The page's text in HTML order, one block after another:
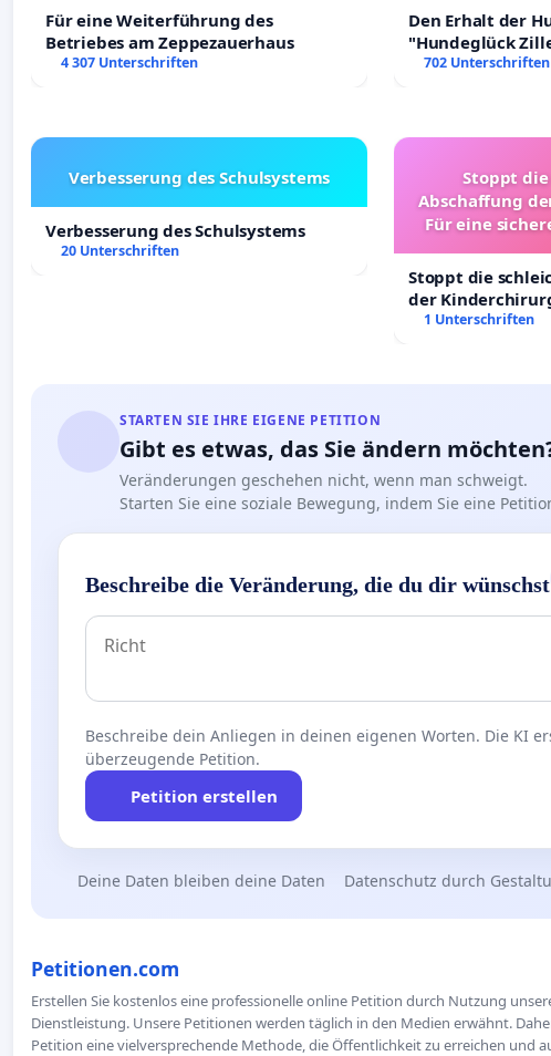
Für eine Weiterführung des
Betriebes am Zeppezauerhaus
4 307 Unterschriften
Den Erhalt der
"Hundeglück
702 Unterschriften
Verbesserung des Schulsystems
Verbesserung des Schulsystems
20 Unterschriften
Stoppt
Abschaffung
Für eine
Stoppt die
der
sichere
1 Unterschriften
STARTEN SIE IHRE EIGENE PETITION
Gibt es etwas, das Sie ändern
Veränderungen geschehen nicht, wenn man schweigt.
Starten Sie eine soziale Bewegung, indem Sie eine
Beschreibe die Veränderung, die du dir wünschst
Beschreibe dein Anliegen in deinen eigenen Worten. Die KI
überzeugende Petition.
Petition erstellen
Deine Daten bleiben deine Daten Datenschutz durch
Petitionen.com
Erstellen Sie kostenlos eine professionelle online Petition durch Nutzung
Dienstleistung. Unsere Petitionen werden täglich in den Medien erwähnt.
Petition eine vielversprechende Methode, die Öffentlichkeit zu erreichen und